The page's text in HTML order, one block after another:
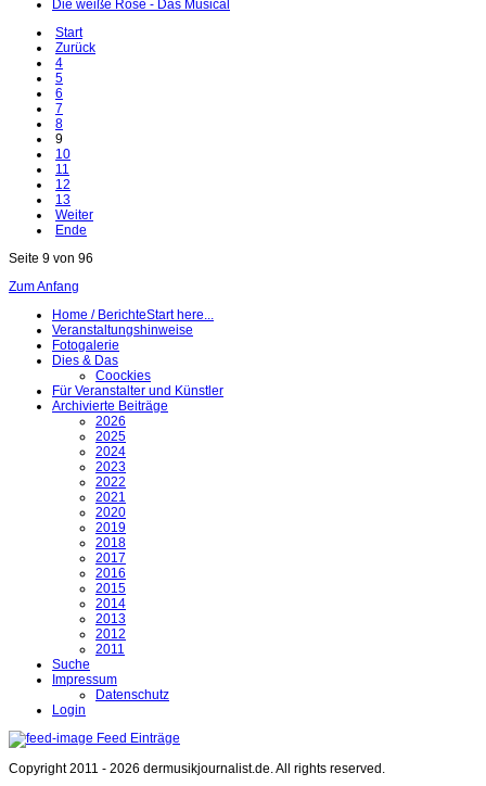
Die weiße Rose - Das Musical
Start
Zurück
4
5
6
7
8
9
10
11
12
13
Weiter
Ende
Seite 9 von 96
Zum Anfang
Home / BerichteStart here...
Veranstaltungshinweise
Fotogalerie
Dies & Das
Coockies
Für Veranstalter und Künstler
Archivierte Beiträge
2026
2025
2024
2023
2022
2021
2020
2019
2018
2017
2016
2015
2014
2013
2012
2011
Suche
Impressum
Datenschutz
Login
Feed Einträge
Copyright 2011 - 2026 dermusikjournalist.de. All rights reserved.